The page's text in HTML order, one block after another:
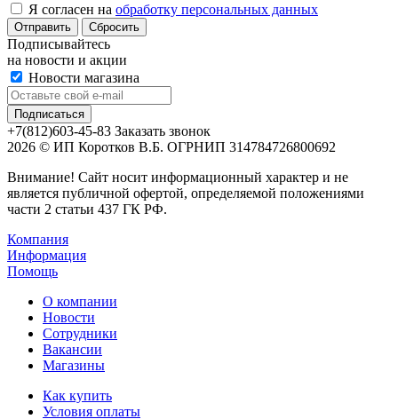
Я согласен на обработку персональных данных
Сбросить
Подписывайтесь
на новости и акции
Новости магазина
+7(812)603-45-83 Заказать звонок
2026 © ИП Коротков В.Б. ОГРНИП 314784726800692
Внимание! Сайт носит информационный характер и не
является публичной офертой, определяемой положениями
части 2 статьи 437 ГК РФ.
Компания
Информация
Помощь
О компании
Новости
Сотрудники
Вакансии
Магазины
Как купить
Условия оплаты